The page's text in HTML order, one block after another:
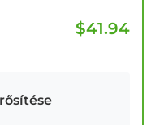
$41.94